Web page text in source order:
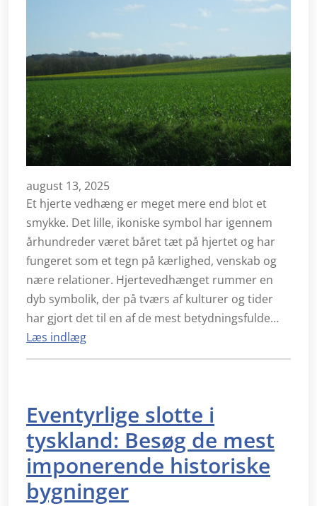
august 13, 2025
Et hjerte vedhæng er meget mere end blot et
smykke. Det lille, ikoniske symbol har igennem
århundreder været båret tæt på hjertet og har
fungeret som et tegn på kærlighed, venskab og
nære relationer. Hjertevedhænget rummer en
dyb symbolik, der på tværs af kulturer og tider
har gjort det til en af de mest betydningsfulde…
Læs indlæg
Eventyrlige slotte i
tyskland: Besøg de mest
imponerende historiske
bygninger